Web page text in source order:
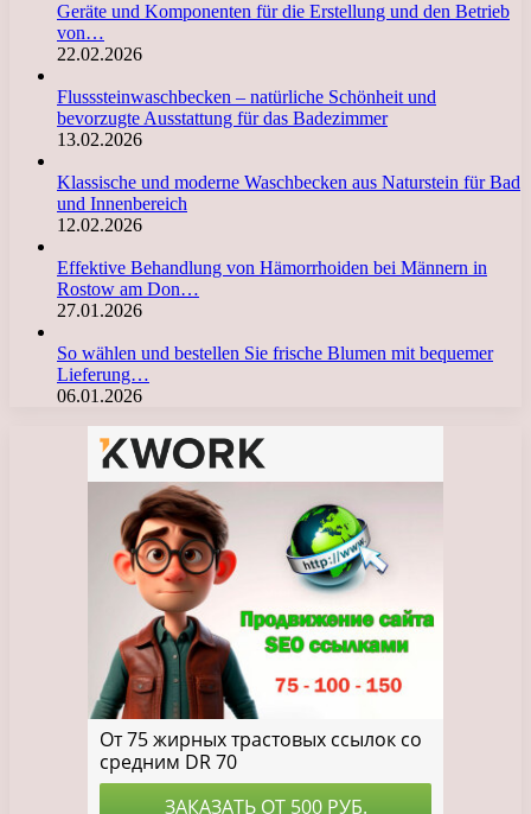
Geräte und Komponenten für die Erstellung und den Betrieb
von…
22.02.2026
Flusssteinwaschbecken – natürliche Schönheit und
bevorzugte Ausstattung für das Badezimmer
13.02.2026
Klassische und moderne Waschbecken aus Naturstein für Bad
und Innenbereich
12.02.2026
Effektive Behandlung von Hämorrhoiden bei Männern in
Rostow am Don…
27.01.2026
So wählen und bestellen Sie frische Blumen mit bequemer
Lieferung…
06.01.2026